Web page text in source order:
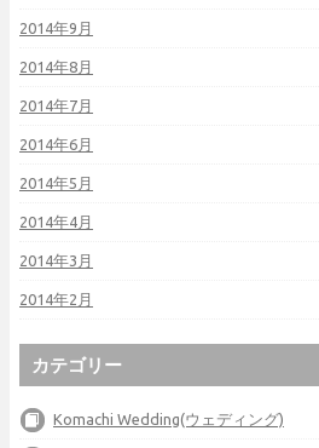
2014年9月
2014年8月
2014年7月
2014年6月
2014年5月
2014年4月
2014年3月
2014年2月
カテゴリー
Komachi Wedding(ウェディング)